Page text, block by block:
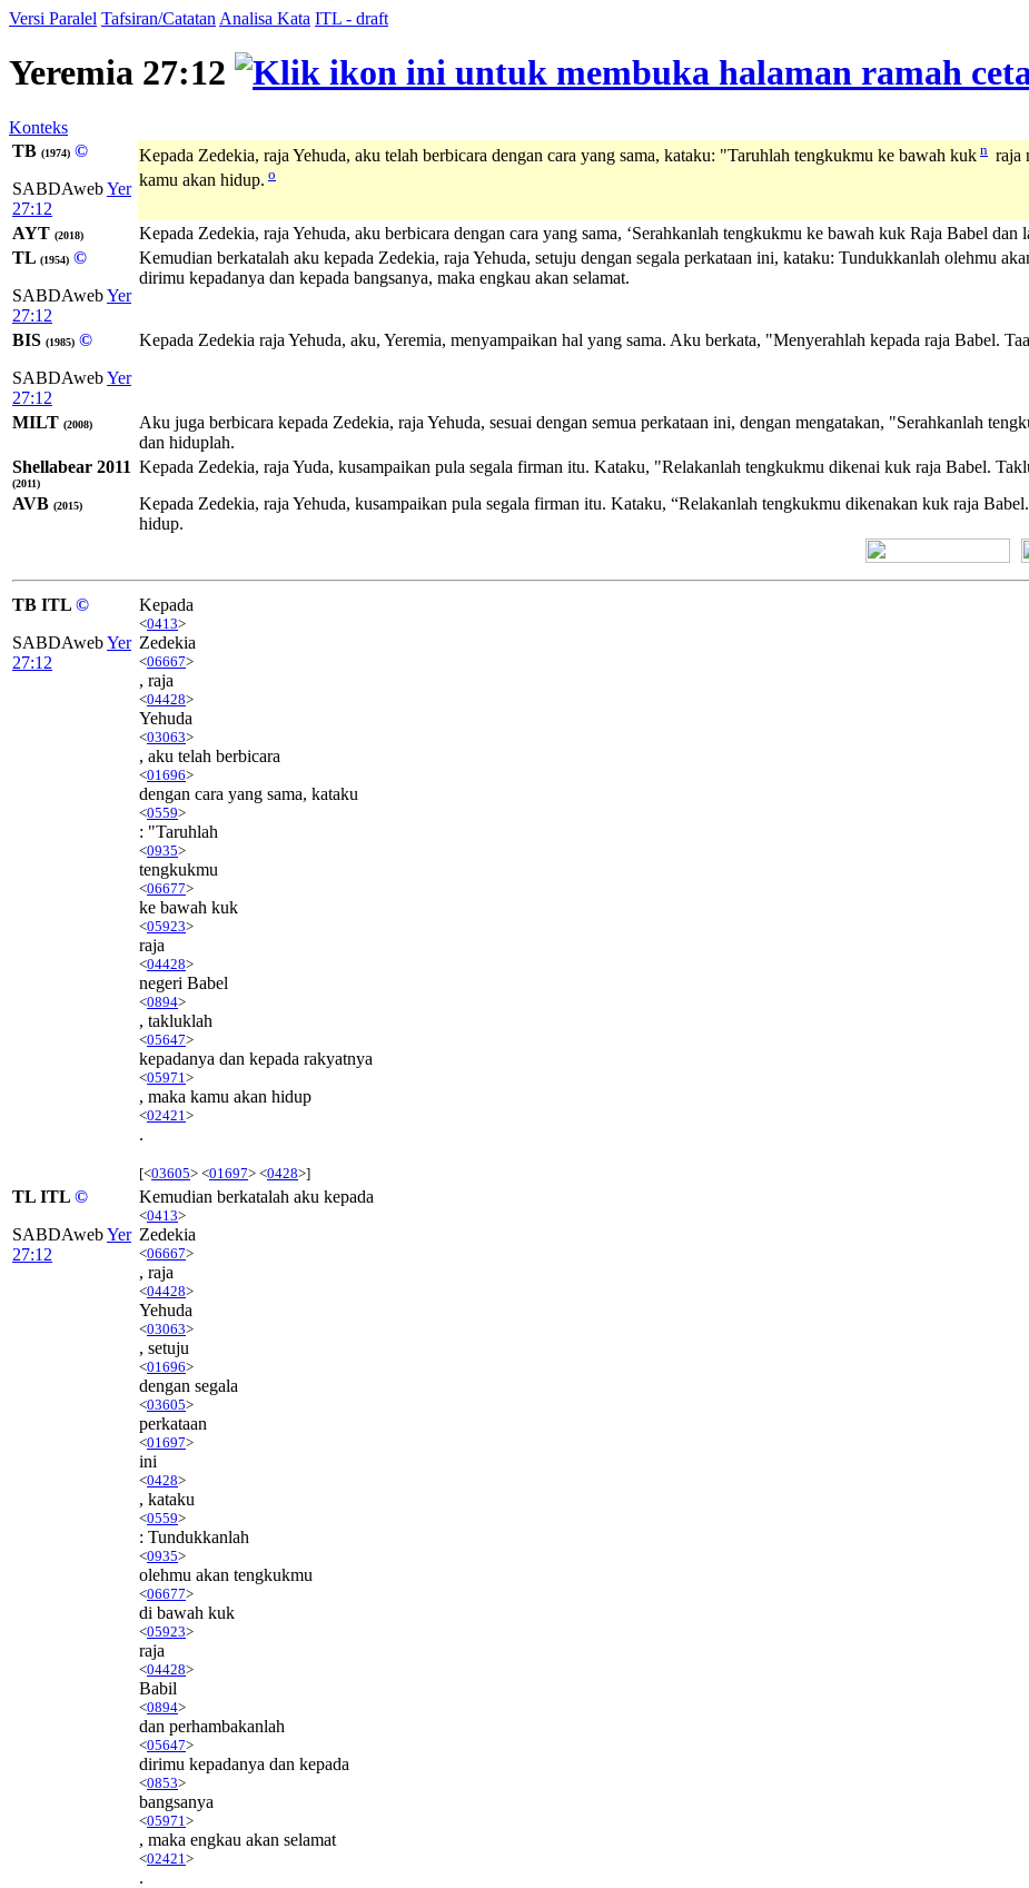
Versi Paralel Tafsiran/Catatan Analisa Kata ITL - draft
Yeremia 27:12
Konteks
TB (1974) ©
SABDAwebYer
27:12
Kepada Zedekia, raja Yehuda, aku telah berbicara dengan cara yang sama, kataku: "Taruhlah tengkukmu ke bawah kuk n raja
kamu akan hidup. o
AYT (2018)
Kepada Zedekia, raja Yehuda, aku berbicara dengan cara yang sama, ‘Serahkanlah tengkukmu ke bawah kuk Raja Babel
TL (1954) ©
SABDAwebYer
27:12
Kemudian berkatalah aku kepada Zedekia, raja Yehuda, setuju dengan segala perkataan ini, kataku: Tundukkanlah olehmu
dirimu kepadanya dan kepada bangsanya, maka engkau akan selamat.
BIS (1985) ©
SABDAwebYer
27:12
Kepada Zedekia raja Yehuda, aku, Yeremia, menyampaikan hal yang sama. Aku berkata, "Menyerahlah kepada raja Babel.
MILT (2008)
Aku juga berbicara kepada Zedekia, raja Yehuda, sesuai dengan semua perkataan ini, dengan mengatakan, "Serahkanlah
dan hiduplah.
Shellabear 2011
(2011)
Kepada Zedekia, raja Yuda, kusampaikan pula segala firman itu. Kataku, "Relakanlah tengkukmu dikenai kuk raja Babel.
AVB (2015)
Kepada Zedekia, raja Yehuda, kusampaikan pula segala firman itu. Kataku, “Relakanlah tengkukmu dikenakan kuk raja
hidup.
TB ITL ©
SABDAwebYer
27:12
Kepada
<0413>
Zedekia
<06667>
, raja
<04428>
Yehuda
<03063>
, aku telah berbicara
<01696>
dengan cara yang sama, kataku
<0559>
: "Taruhlah
<0935>
tengkukmu
<06677>
ke bawah kuk
<05923>
raja
<04428>
negeri Babel
<0894>
, takluklah
<05647>
kepadanya dan kepada rakyatnya
<05971 >
, maka kamu akan hidup
<02421 >
.
[<03605> <01697> <0428>]
TL ITL ©
SABDAwebYer
27:12
Kemudian berkatalah aku kepada
<0413>
Zedekia
<06667>
, raja
<04428>
Yehuda
<03063>
, setuju
<01696>
dengan segala
<03605>
perkataan
<01697>
ini
<0428>
, kataku
<0559>
: Tundukkanlah
<0935>
olehmu akan tengkukmu
<06677>
di bawah kuk
<05923>
raja
<04428>
Babil
<0894>
dan perhambakanlah
<05647>
dirimu kepadanya dan kepada
<0853>
bangsanya
<05971 >
, maka engkau akan selamat
<02421 >
.